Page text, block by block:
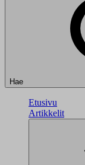
Hae
Etusivu
Artikkelit